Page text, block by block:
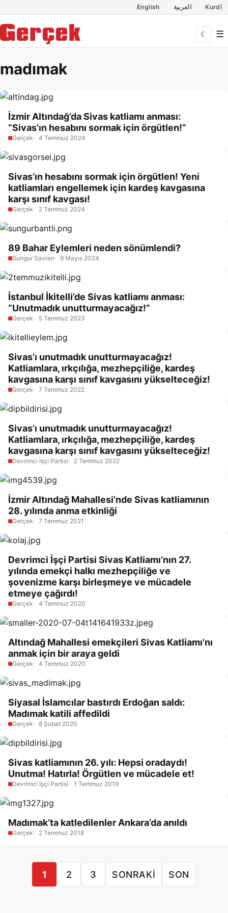
English العربية Kurdî
☾ ☰
madımak
İzmir Altındağ’da Sivas katliamı anması:
“Sivas’ın hesabını sormak için örgütlen!”
Gerçek 4 Temmuz 2024
Sivas’ın hesabını sormak için örgütlen! Yeni
katliamları engellemek için kardeş kavgasına
karşı sınıf kavgası!
Gerçek 2 Temmuz 2024
89 Bahar Eylemleri neden sönümlendi?
Sungur Savran 9 Mayıs 2024
İstanbul İkitelli’de Sivas katliamı anması:
“Unutmadık unutturmayacağız!”
Gerçek 5 Temmuz 2023
Sivas’ı unutmadık unutturmayacağız!
Katliamlara, ırkçılığa, mezhepçiliğe, kardeş
kavgasına karşı sınıf kavgasını yükselteceğiz!
Gerçek 7 Temmuz 2022
Sivas’ı unutmadık unutturmayacağız!
Katliamlara, ırkçılığa, mezhepçiliğe, kardeş
kavgasına karşı sınıf kavgasını yükselteceğiz!
Devrimci İşçi Partisi 2 Temmuz 2022
İzmir Altındağ Mahallesi’nde Sivas katliamının
28. yılında anma etkinliği
Gerçek 7 Temmuz 2021
Devrimci İşçi Partisi Sivas Katliamı’nın 27.
yılında emekçi halkı mezhepçiliğe ve
şovenizme karşı birleşmeye ve mücadele
etmeye çağırdı!
Gerçek 4 Temmuz 2020
Altındağ Mahallesi emekçileri Sivas Katliamı'nı
anmak için bir araya geldi
Gerçek 4 Temmuz 2020
Siyasal İslamcılar bastırdı Erdoğan saldı:
Madımak katili affedildi
Gerçek 8 Şubat 2020
Sivas katliamının 26. yılı: Hepsi oradaydı!
Unutma! Hatırla! Örgütlen ve mücadele et!
Devrimci İşçi Partisi 1 Temmuz 2019
Madımak’ta katledilenler Ankara’da anıldı
Gerçek 2 Temmuz 2018
1 2 3 SONRAKI SON